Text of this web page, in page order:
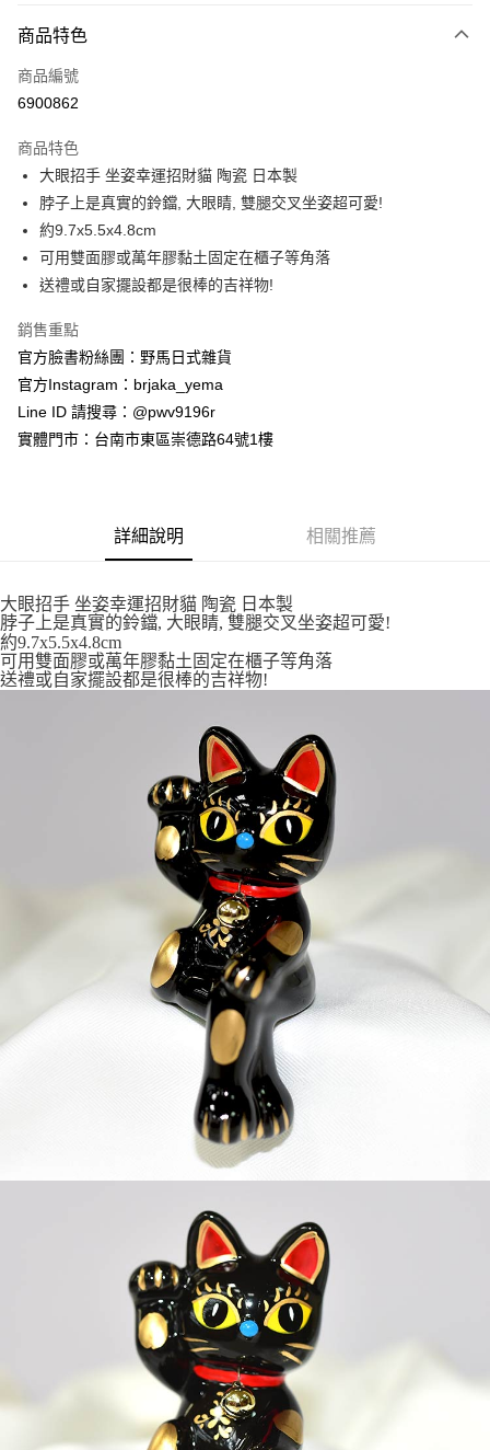
信用卡一次付款
信用卡分期付款
合作金庫商業銀行
華南商業銀行
彰化商業銀行
上海商業儲蓄銀行
台北富邦商業銀行
國泰世華商業銀行
臺灣中小企業銀行
台中商業銀行
匯豐（台灣）商業銀行
聯邦商業銀行
遠東國際商業銀行
元大商業銀行
台新國際商業銀行
台灣樂天信用卡公司
超商取貨付款
LINE Pay
Apple Pay
街口支付
悠遊付
Google Pay
ATM付款
每筆NT$65，滿NT$999(含以上)免運費
每筆NT$65，滿NT$999(含以上)免運費
7-11取貨付款
每筆NT$65，滿NT$999(含以上)免運費
每筆NT$65，滿NT$999(含以上)免運費
每筆NT$100，滿NT$999(含以上)免運費
商品特色
商品編號
6900862
商品特色
大眼招手 坐姿幸運招財貓 陶瓷 日本製
脖子上是真實的鈴鐺, 大眼睛, 雙腿交叉坐姿超可愛!
約9.7x5.5x4.8cm
可用雙面膠或萬年膠黏土固定在櫃子等角落
送禮或自家擺設都是很棒的吉祥物!
銷售重點
官方臉書粉絲團：野馬日式雜貨
官方Instagram：brjaka_yema
Line ID 請搜尋：@pwv9196r
實體門市：台南市東區崇德路64號1樓
詳細說明 相關推薦
大眼招手 坐姿幸運招財貓 陶瓷 日本製
脖子上是真實的鈴鐺, 大眼睛, 雙腿交叉坐姿超可愛!
約9.7x5.5x4.8cm
可用雙面膠或萬年膠黏土固定在櫃子等角落
送禮或自家擺設都是很棒的吉祥物!